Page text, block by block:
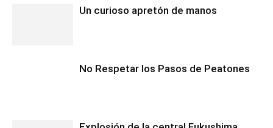
Un curioso apretón de manos
No Respetar los Pasos de Peatones